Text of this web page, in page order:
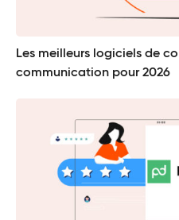
Les meilleurs logiciels de
communication pour 2026